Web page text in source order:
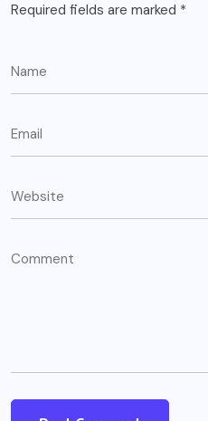
Required fields are marked *